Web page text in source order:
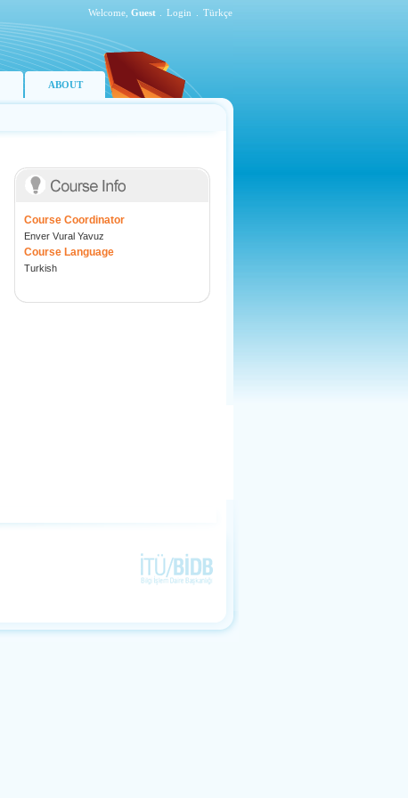
Welcome, Guest Login Türkçe
ABOUT
Course Coordinator
Enver Vural Yavuz
Course Language
Turkish